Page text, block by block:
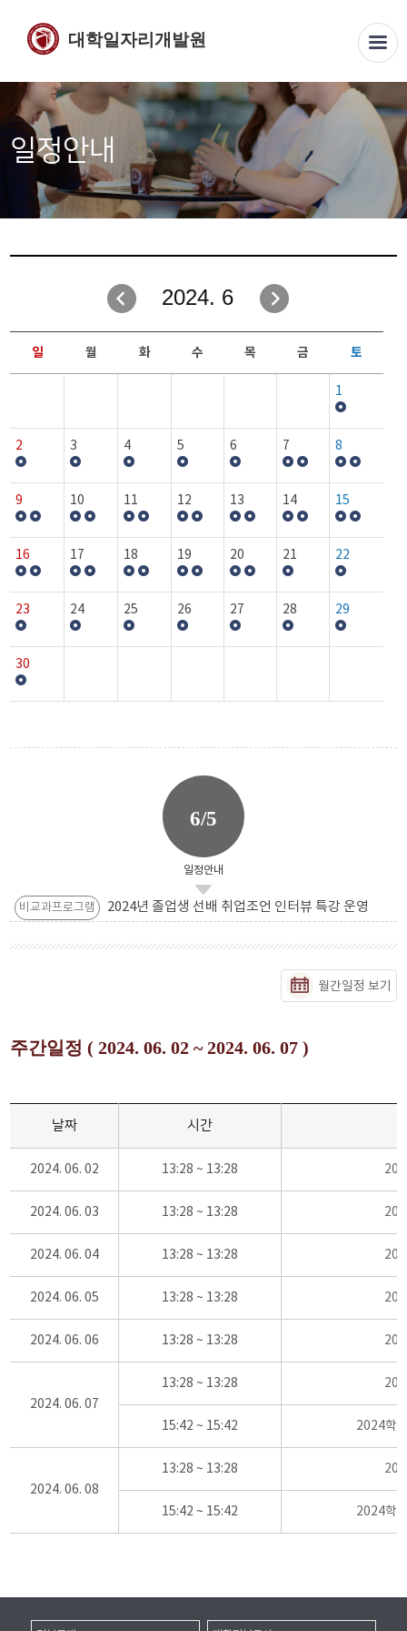
대학일자리개발원
일정안내
2024. 6
일 월 화 수 목 금 토
1
2 3 4 5 6 7 8
9 10 11 12 13 14 15
16 17 18 19 20 21 22
23 24 25 26 27 28 29
30
6/5
일정안내
비교과프로그램 2024년 졸업생 선배 취업조언 인터뷰 특강 운영
월간일정 보기
주간일정 ( 2024. 06. 02 ~ 2024. 06. 07 )
날짜 시간
2024. 06. 02 13:28 ~ 13:28
2024. 06. 03 13:28 ~ 13:28
2024. 06. 04 13:28 ~ 13:28
2024. 06. 05 13:28 ~ 13:28
2024. 06. 06 13:28 ~ 13:28
2024. 06. 07
13:28 ~ 13:28
15:42 ~ 15:42 2024학
2024. 06. 08
13:28 ~ 13:28
15:42 ~ 15:42 2024학